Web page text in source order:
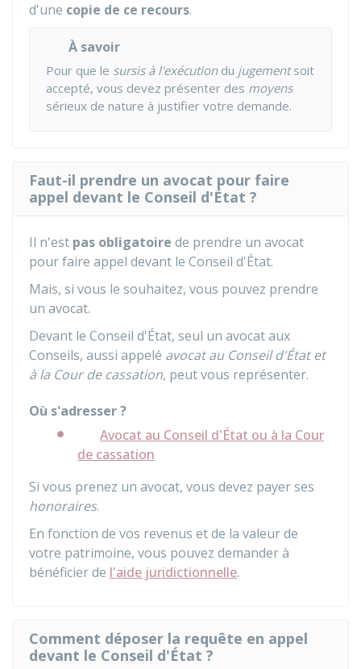
d'une copie de ce recours.
À savoir
Pour que le sursis à l'exécutiondu jugementsoit
accepté, vous devez présenter des moyens
sérieux de nature à justifier votre demande.
Faut-il prendre un avocat pour faire
appel devant le Conseil d'État ?
Il n'est pas obligatoire de prendre un avocat
pour faire appel devant le Conseil d'État.
Mais, si vous le souhaitez, vous pouvez prendre
un avocat.
Devant le Conseil d'État, seul un avocat aux
Conseils, aussi appelé avocat au Conseil d'État et
à la Cour de cassation, peut vous représenter.
Où s'adresser ?
Avocat au Conseil d'État ou à la Cour
de cassation
Si vous prenez un avocat, vous devez payer ses
honoraires.
En fonction de vos revenus et de la valeur de
votre patrimoine, vous pouvez demander à
bénéficier de l'aide juridictionnelle.
Comment déposer la requête en appel
devant le Conseil d'État ?